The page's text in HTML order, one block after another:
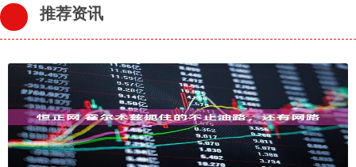
推荐资讯